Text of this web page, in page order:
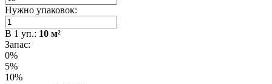
Нужно упаковок:
В 1 уп.: 10 м²
Запас:
0%
5%
10%